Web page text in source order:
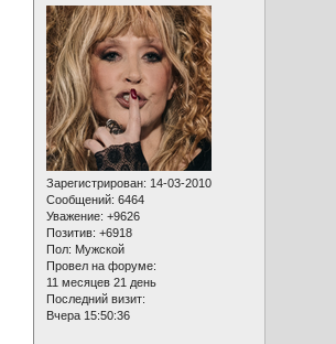
Зарегистрирован: 14-03-2010
Сообщений: 6464
Уважение: +9626
Позитив: +6918
Пол: Мужской
Провел на форуме:
11 месяцев 21 день
Последний визит:
Вчера 15:50:36